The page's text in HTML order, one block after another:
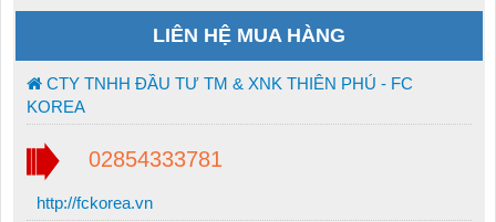
LIÊN HỆ MUA HÀNG
CTY TNHH ĐẦU TƯ TM & XNK THIÊN PHÚ - FC
KOREA
02854333781
http://fckorea.vn